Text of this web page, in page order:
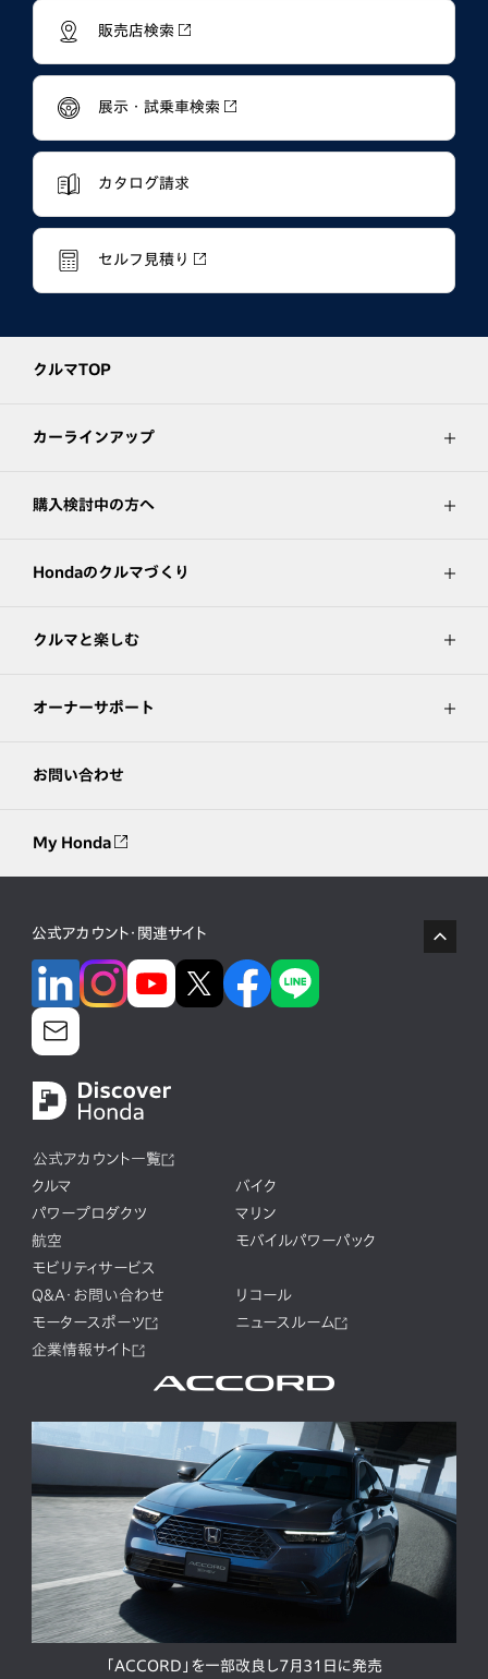
販売店検索
展示・試乗車検索
カタログ請求
セルフ見積り
クルマTOP
カーラインアップ
購入検討中の方へ
Hondaのクルマづくり
クルマと楽しむ
オーナーサポート
お問い合わせ
My Honda
公式アカウント・関連サイト
公式アカウント一覧
クルマ
バイク
パワープロダクツ
マリン
航空
モバイルパワーパック
モビリティサービス
Q&A・お問い合わせ
リコール
モータースポーツ
ニュースルーム
企業情報サイト
「ACCORD」を一部改良し7月31日に発売